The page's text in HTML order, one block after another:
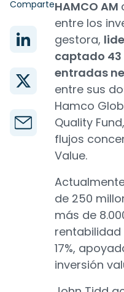
ComparteHAMCO AM
entre los
gestora,
captado 43
entradas
entre sus
Hamco
Quality
flujos
Value.
de 250
más de
17%,
inversión